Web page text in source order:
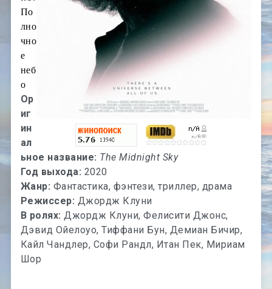
По
лно
чно
е
неб
о
Ор
иг
ин
ал
ьное название: The Midnight Sky
Год выхода: 2020
Жанр: Фантастика, фэнтези, триллер, драма
Режиссер: Джордж Клуни
В ролях: Джордж Клуни, Фелисити Джонс,
Дэвид Ойелоуо, Тиффани Бун, Демиан Бичир,
Кайл Чандлер, Софи Рандл, Итан Пек, Мириам
Шор